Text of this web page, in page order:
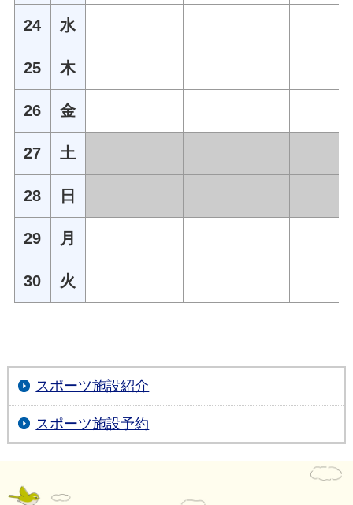
24 水
25 木
26 金
27 土
28 日
29 月
30 火
スポーツ施設紹介
スポーツ施設予約